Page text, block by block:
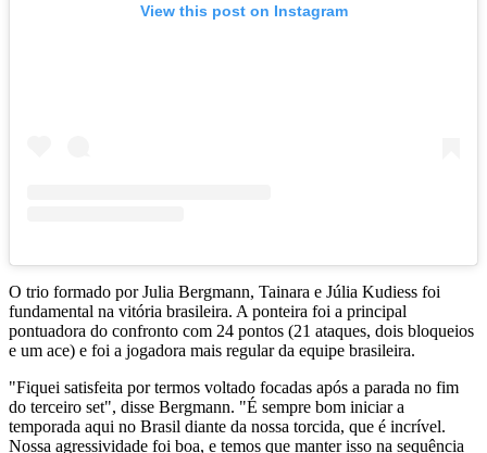
View this post on Instagram
O trio formado por Julia Bergmann, Tainara e Júlia Kudiess foi
fundamental na vitória brasileira. A ponteira foi a principal
pontuadora do confronto com 24 pontos (21 ataques, dois bloqueios
e um ace) e foi a jogadora mais regular da equipe brasileira.
"Fiquei satisfeita por termos voltado focadas após a parada no fim
do terceiro set", disse Bergmann. "É sempre bom iniciar a
temporada aqui no Brasil diante da nossa torcida, que é incrível.
Nossa agressividade foi boa, e temos que manter isso na sequência